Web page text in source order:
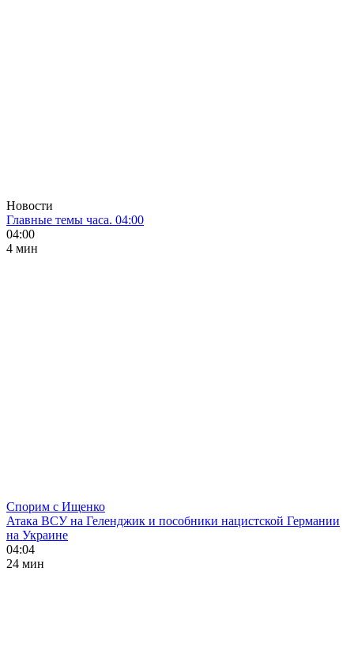
Новости
Главные темы часа. 04:00
04:00
4 мин
Спорим с Ищенко
Атака ВСУ на Геленджик и пособники нацистской Германии
на Украине
04:04
24 мин